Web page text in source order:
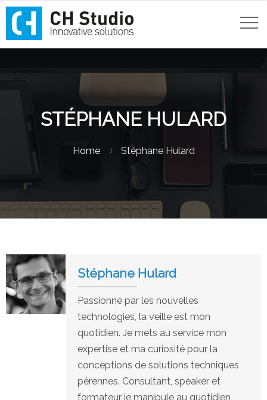
STÉPHANE HULARD
Home Stéphane Hulard
Stéphane Hulard
Passionné par les nouvelles
technologies, la veille est mon
quotidien. Je mets au service mon
expertise et ma curiosité pour la
conceptions de solutions techniques
pérennes. Consultant, speaker et
formateur je manipule au quotidien